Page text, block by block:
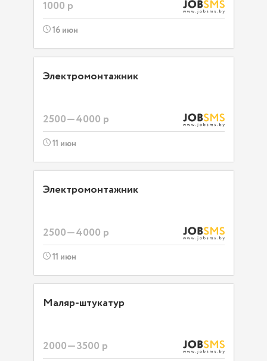
1000 р
16 июн
Электромонтажник
2500—4000 р
11 июн
Электромонтажник
2500—4000 р
11 июн
Маляр-штукатур
2000—3500 р